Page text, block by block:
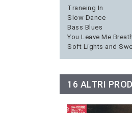
Traneing In
Slow Dance
Bass Blues
You Leave Me
Soft Lights and
16 ALTRI